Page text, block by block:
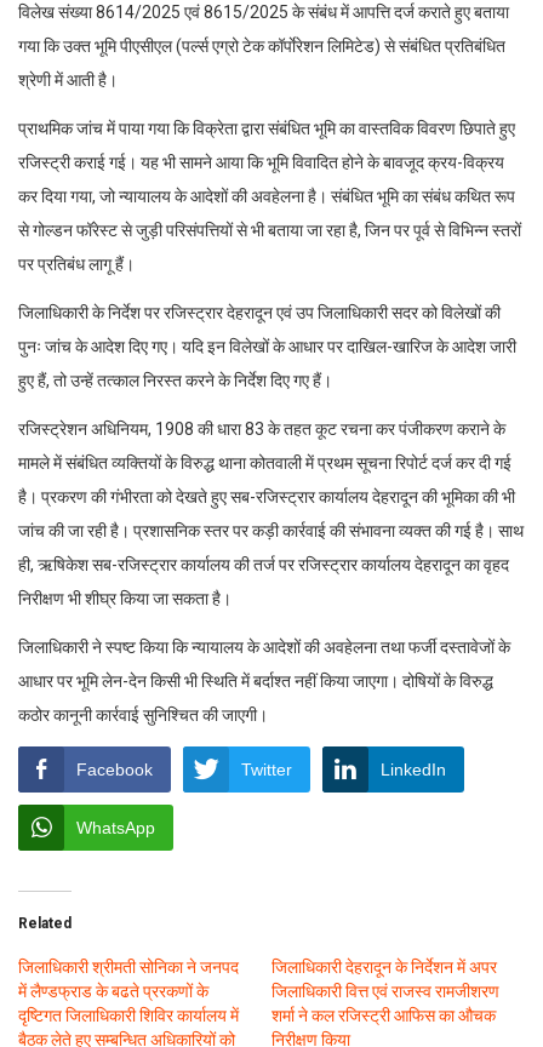
विलेख संख्या 8614/2025 एवं 8615/2025 के संबंध में आपत्ति दर्ज कराते हुए बताया
गया कि उक्त भूमि पीएसीएल (पर्ल्स एग्रो टेक कॉर्पाेरेशन लिमिटेड) से संबंधित प्रतिबंधित
श्रेणी में आती है।
प्राथमिक जांच में पाया गया कि विक्रेता द्वारा संबंधित भूमि का वास्तविक विवरण छिपाते हुए
रजिस्ट्री कराई गई। यह भी सामने आया कि भूमि विवादित होने के बावजूद क्रय-विक्रय
कर दिया गया, जो न्यायालय के आदेशों की अवहेलना है। संबंधित भूमि का संबंध कथित रूप
से गोल्डन फॉरेस्ट से जुड़ी परिसंपत्तियों से भी बताया जा रहा है, जिन पर पूर्व से विभिन्न स्तरों
पर प्रतिबंध लागू हैं।
जिलाधिकारी के निर्देश पर रजिस्ट्रार देहरादून एवं उप जिलाधिकारी सदर को विलेखों की
पुनः जांच के आदेश दिए गए। यदि इन विलेखों के आधार पर दाखिल-खारिज के आदेश जारी
हुए हैं, तो उन्हें तत्काल निरस्त करने के निर्देश दिए गए हैं।
रजिस्ट्रेशन अधिनियम, 1908 की धारा 83 के तहत कूट रचना कर पंजीकरण कराने के
मामले में संबंधित व्यक्तियों के विरुद्ध थाना कोतवाली में प्रथम सूचना रिपोर्ट दर्ज कर दी गई
है। प्रकरण की गंभीरता को देखते हुए सब-रजिस्ट्रार कार्यालय देहरादून की भूमिका की भी
जांच की जा रही है। प्रशासनिक स्तर पर कड़ी कार्रवाई की संभावना व्यक्त की गई है। साथ
ही, ऋषिकेश सब-रजिस्ट्रार कार्यालय की तर्ज पर रजिस्ट्रार कार्यालय देहरादून का वृहद
निरीक्षण भी शीघ्र किया जा सकता है।
जिलाधिकारी ने स्पष्ट किया कि न्यायालय के आदेशों की अवहेलना तथा फर्जी दस्तावेजों के
आधार पर भूमि लेन-देन किसी भी स्थिति में बर्दाश्त नहीं किया जाएगा। दोषियों के विरुद्ध
कठोर कानूनी कार्रवाई सुनिश्चित की जाएगी।
Facebook Twitter LinkedIn
WhatsApp
Related
जिलाधिकारी श्रीमती सोनिका ने जनपद
में लैण्डफ्राड के बढते प्ररकणों के
दृष्टिगत जिलाधिकारी शिविर कार्यालय में
बैठक लेते हुए सम्बन्धित अधिकारियों को
जिलाधिकारी देहरादून के निर्देशन में अपर
जिलाधिकारी वित्त एवं राजस्व रामजीशरण
शर्मा ने कल रजिस्ट्री आफिस का औचक
निरीक्षण किया